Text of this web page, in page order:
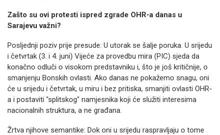
Zašto su ovi protesti ispred zgrade OHR-a danas u
Sarajevu važni?
Posljednji poziv prije presude: U utorak se šalje poruka. U srijedu
i četvrtak (3. i 4. juni) Vijeće za provedbu mira (PIC) sjeda da
konačno odluči o visokom predstavniku i, što je još kritičnije, o
smanjenju Bonskih ovlasti. Ako danas ne pokažemo snagu, oni
će u srijedu i četvrtak, u miru i bez pritiska, smanjiti ovlasti OHR-
a i postaviti "splitskog" namjesnika koji će služiti interesima
nacionalnih struktura, a ne građana.
Žrtva njihove semantike: Dok oni u srijedu raspravljaju o tome